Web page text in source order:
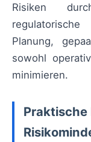
Risiken
Planung,
sowohl
minimieren.
Praktische